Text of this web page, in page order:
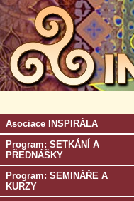
Asociace INSPIRÁLA
Program: SETKÁNÍ A
PŘEDNÁŠKY
Program: SEMINÁŘE A
KURZY